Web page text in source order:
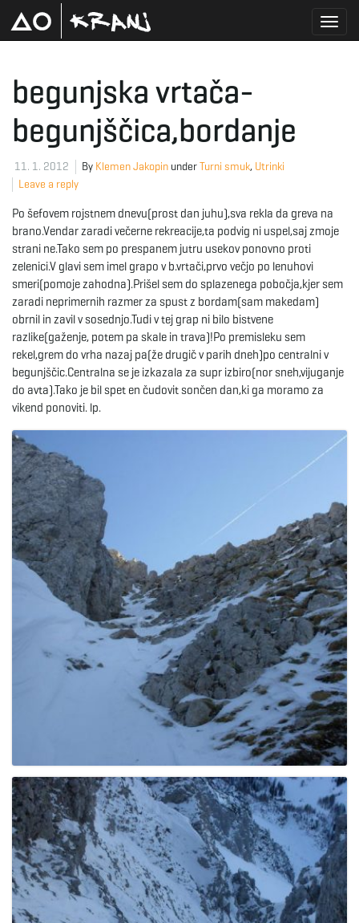
a
v
i
g
a
begunjska vrtača-
begunjščica,bordanje
11. 1. 2012 By Klemen Jakopin underTurni smuk, Utrinki
Leave a reply
Po šefovem rojstnem dnevu(prost dan juhu),sva rekla da greva na
brano.Vendar zaradi večerne rekreacije,ta podvig ni uspel,saj zmoje
strani ne.Tako sem po prespanem jutru usekov ponovno proti
zelenici.V glavi sem imel grapo v b.vrtači,prvo večjo po lenuhovi
smeri(pomoje zahodna).Prišel sem do splazenega pobočja,kjer sem
zaradi neprimernih razmer za spust z bordam(sam makedam)
obrnil in zavil v sosednjo.Tudi v tej grap ni bilo bistvene
razlike(gaženje, potem pa skale in trava)!Po premisleku sem
rekel,grem do vrha nazaj pa(že drugič v parih dneh)po centralni v
begunjščic.Centralna se je izkazala za supr izbiro(nor sneh,vijuganje
do avta).Tako je bil spet en čudovit sončen dan,ki ga moramo za
vikend ponoviti. lp.